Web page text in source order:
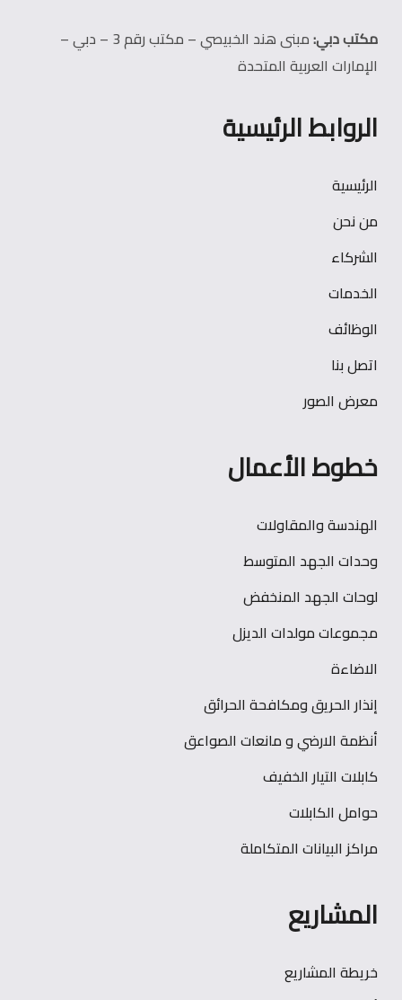
مكتب دبي:
مبنى هند الخبيصي – مكتب رقم 3 – دبي –
الإمارات العربية المتحدة
الروابط الرئيسية
الرئيسية
من نحن
الشركاء
الخدمات
الوظائف
اتصل بنا
معرض الصور
خطوط الأعمال
الهندسة والمقاولات
وحدات الجهد المتوسط
لوحات الجهد المنخفض
مجموعات مولدات الديزل
الاضاءة
إنذار الحريق ومكافحة الحرائق
أنظمة الارضي و مانعات الصواعق
كابلات التيار الخفيف
حوامل الكابلات
مراكز البيانات المتكاملة
المشاريع
خريطة المشاريع